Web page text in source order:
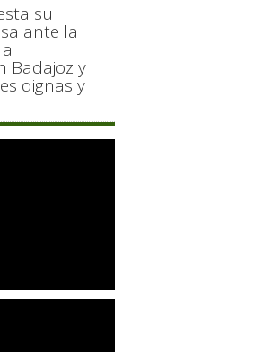
su
ante la
Badajoz y
dignas y